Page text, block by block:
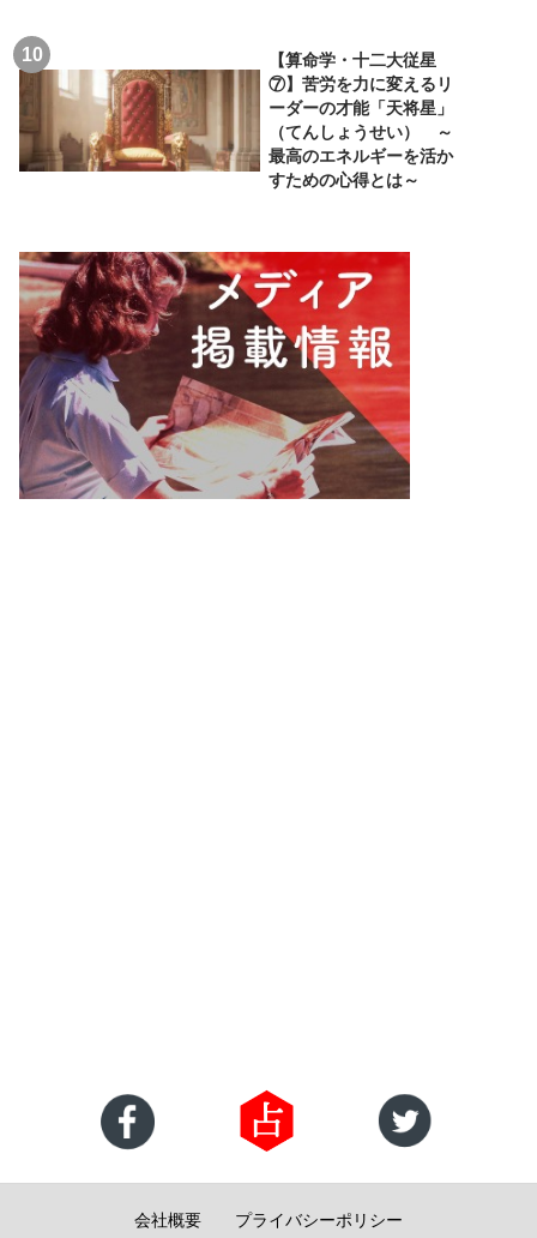
【算命学・十二大従星
⑦】苦労を力に変えるリ
ーダーの才能「天将星」
（てんしょうせい） ～
最高のエネルギーを活か
すための心得とは～
会社概要 プライバシーポリシー